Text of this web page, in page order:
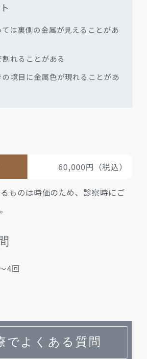
は裏側の金属が見えることがあ
れることがある
境目に金属色が現れることがあ
60,000円（税込）
ものは時価のため、診察時にご
4回
でよくある質問